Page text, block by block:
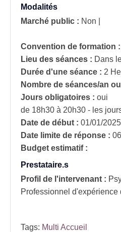
Modalités
Marché public : Non
Convention de formation :
Lieu des séances : Dans
Durée d'une séance : 2
Nombre de séances/an
Jours obligatoires : oui
de 18h30 à 20h30 - les
Date de début : 01/01/2025
Date limite de réponse :
Budget estimatif :
Prestataire.s
Profil de l'intervenant :
Professionnel d'expérience
Tags: Multi Accueil